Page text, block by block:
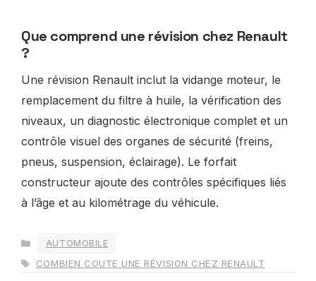
Que comprend une révision chez Renault
?
Une révision Renault inclut la vidange moteur, le
remplacement du filtre à huile, la vérification des
niveaux, un diagnostic électronique complet et un
contrôle visuel des organes de sécurité (freins,
pneus, suspension, éclairage). Le forfait
constructeur ajoute des contrôles spécifiques liés
à l’âge et au kilométrage du véhicule.
CATÉGORIES
AUTOMOBILE
ÉTIQUETTES
COMBIEN COUTE UNE RÉVISION CHEZ RENAULT​